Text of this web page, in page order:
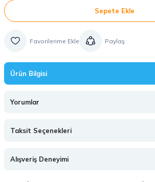
Sepete Ekle
Paylaş
Ürün Bilgisi
Yorumlar
Taksit Seçenekleri
Alışveriş Deneyimi